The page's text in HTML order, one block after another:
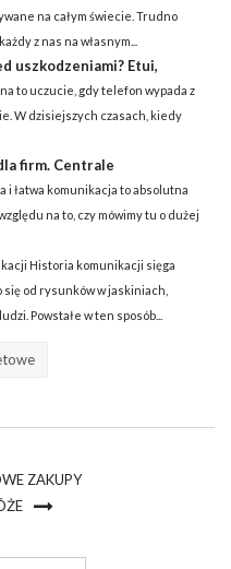
na całym świecie. Trudno
z nas na własnym...
uszkodzeniami? Etui,
to uczucie, gdy telefon wypada z
W dzisiejszych czasach, kiedy
firm. Centrale
i łatwa komunikacja to absolutna
na to, czy mówimy tu o dużej
Historia komunikacji sięga
się od rysunków w jaskiniach,
Powstałe w ten sposób...
ZAKUPY